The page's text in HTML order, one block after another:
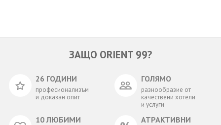
ЗАЩО ORIENT 99?
26 ГОДИНИ
професионализъм
и доказан опит
ГОЛЯМО
разнообразие от
качествени хотели
и услуги
10 ЛЮБИМИ АТРАКТИВНИ